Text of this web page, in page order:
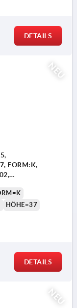
DETAILS
NEU
FORM:K,
HÖHE=37
DETAILS
NEU